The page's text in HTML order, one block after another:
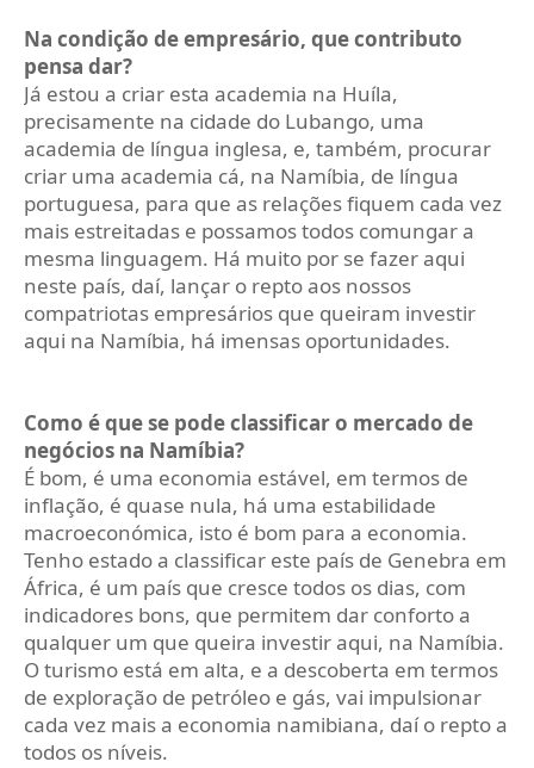
Na condição de empresário, que contributo
pensa dar?
Já estou a criar esta academia na Huíla,
precisamente na cidade do Lubango, uma
academia de língua inglesa, e, também, procurar
criar uma academia cá, na Namíbia, de língua
portuguesa, para que as relações fiquem cada vez
mais estreitadas e possamos todos comungar a
mesma linguagem. Há muito por se fazer aqui
neste país, daí, lançar o repto aos nossos
compatriotas empresários que queiram investir
aqui na Namíbia, há imensas oportunidades.
Como é que se pode classificar o mercado de
negócios na Namíbia?
É bom, é uma economia estável, em termos de
inflação, é quase nula, há uma estabilidade
macroeconómica, isto é bom para a economia.
Tenho estado a classificar este país de Genebra em
África, é um país que cresce todos os dias, com
indicadores bons, que permitem dar conforto a
qualquer um que queira investir aqui, na Namíbia.
O turismo está em alta, e a descoberta em termos
de exploração de petróleo e gás, vai impulsionar
cada vez mais a economia namibiana, daí o repto a
todos os níveis.